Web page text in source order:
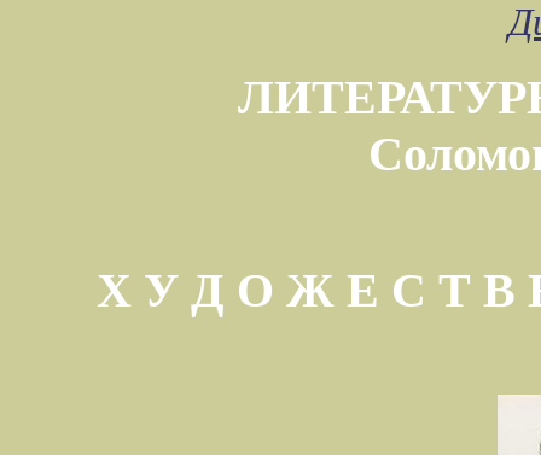
Х У Д О Ж Е С Т